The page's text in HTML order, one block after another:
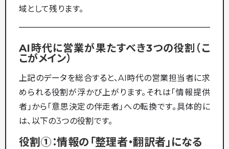
域として残ります。
AI時代に営業が果たすべき3つの役割（こ
こがメイン）
上記のデータを総合すると、AI時代の営業担当者に求
められる役割が浮かび上がります。それは「情報提供
者」から「意思決定の伴走者」への転換です。具体的に
は、以下の3つの役割です。
役割①：情報の「整理者・翻訳者」になる